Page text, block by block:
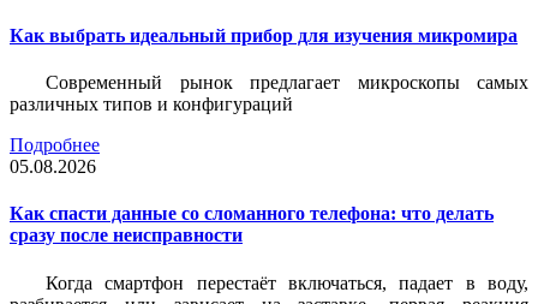
Как выбрать идеальный прибор для изучения микромира
Современный рынок предлагает микроскопы самых
различных типов и конфигураций
Подробнее
05.08.2026
Как спасти данные со сломанного телефона: что делать
сразу после неисправности
Когда смартфон перестаёт включаться, падает в воду,